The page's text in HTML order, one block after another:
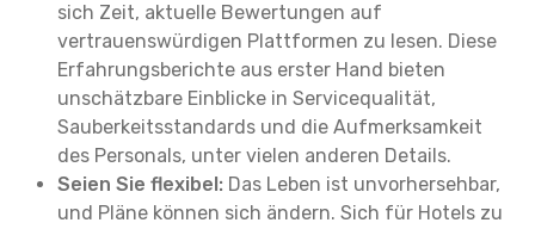
sich Zeit, aktuelle Bewertungen auf
vertrauenswürdigen Plattformen zu lesen. Diese
Erfahrungsberichte aus erster Hand bieten
unschätzbare Einblicke in Servicequalität,
Sauberkeitsstandards und die Aufmerksamkeit
des Personals, unter vielen anderen Details.
Seien Sie flexibel: Das Leben ist unvorhersehbar,
und Pläne können sich ändern. Sich für Hotels zu